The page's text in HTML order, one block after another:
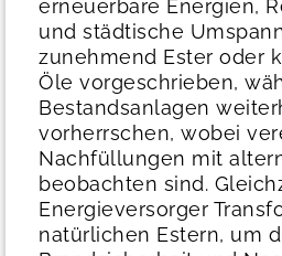
erneuerbare Energien,
und städtische
zunehmend Ester oder
Öle vorgeschrieben,
Bestandsanlagen
vorherrschen, wobei
Nachfüllungen mit
beobachten sind.
Energieversorger
natürlichen Estern, um